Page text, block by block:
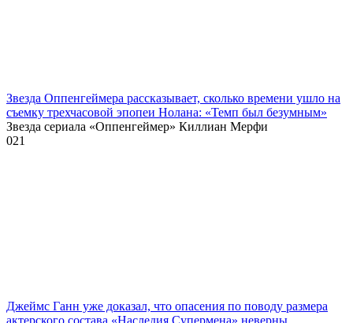
Звезда Оппенгеймера рассказывает, сколько времени ушло на
съемку трехчасовой эпопеи Нолана: «Темп был безумным»
Звезда сериала «Оппенгеймер» Киллиан Мерфи
021
Джеймс Ганн уже доказал, что опасения по поводу размера
актерского состава «Наследия Супермена» неверны